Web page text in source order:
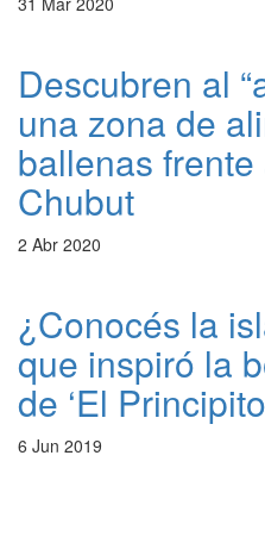
Descubren al
una zona de
ballenas
Chubut
2 Abr 2020
¿Conocés la
que inspiró la
de ‘El
6 Jun 2019